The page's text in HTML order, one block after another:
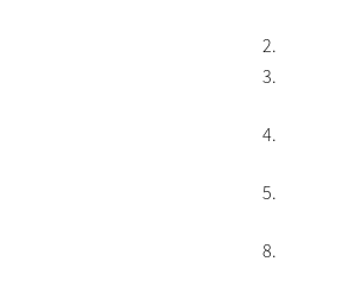
2
3
4
5
8